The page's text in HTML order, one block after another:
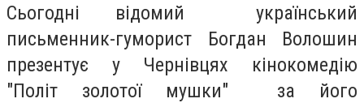
Сьогодні відомий український
письменник-гуморист Богдан Волошин
презентує у Чернівцях кінокомедію
"Політ золотої мушки" за його